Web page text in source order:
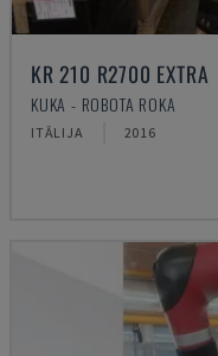
KR 210 R2700 EXTRA
KUKA - ROBOTA ROKA
ITĀLIJA 2016